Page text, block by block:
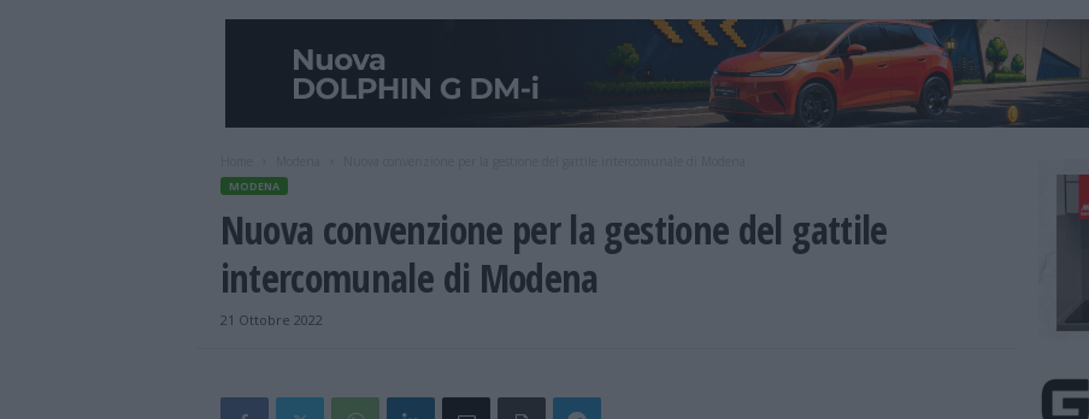
MODENA
Nuova convenzione per la gestione del gattile
intercomunale di Modena
21 Ottobre 2022